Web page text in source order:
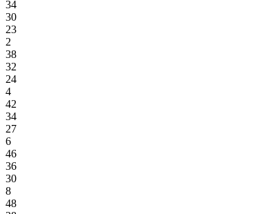
34
30
23
2
38
32
24
4
42
34
27
6
46
36
30
8
48